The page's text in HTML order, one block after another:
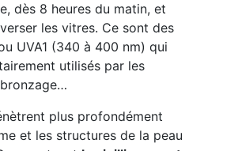
dès 8 heures du matin, et
les vitres. Ce sont des
UVA1 (340 à 400 nm) qui
utilisés par les
plus profondément
et les structures de la peau